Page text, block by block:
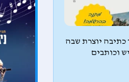
יוצרת שבה
וכותבים